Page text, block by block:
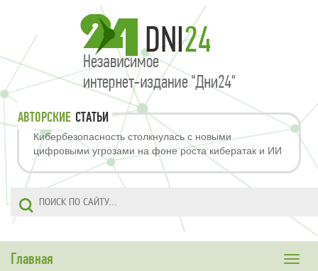
АВТОРСКИЕ СТАТЬИ
Кибербезопасность столкнулась с новыми
цифровыми угрозами на фоне роста кибератак и ИИ
Toggle
Главная